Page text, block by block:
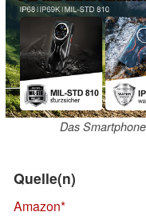
Das
Quelle(n)
Amazon